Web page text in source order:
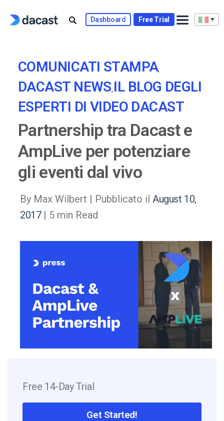
Dashboard Free Trial
COMUNICATI STAMPA,
DACAST NEWS IL BLOG DEGLI
ESPERTI DI VIDEO DACAST
Partnership tra Dacast e
AmpLive per potenziare
gli eventi dal vivo
By Max Wilbert | Pubblicato il August 10,
2017| 5 min Read
Free 14-Day Trial
Get Started!